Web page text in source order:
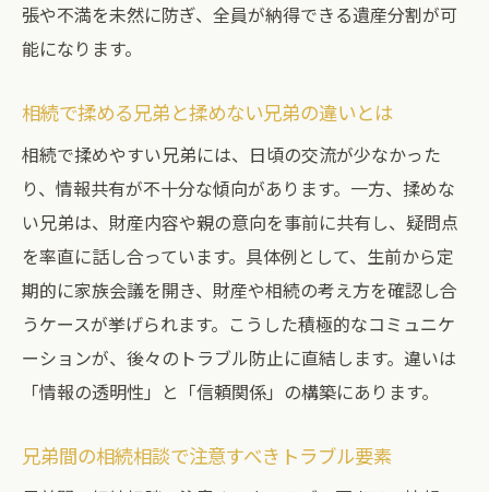
張や不満を未然に防ぎ、全員が納得できる遺産分割が可
能になります。
相続で揉める兄弟と揉めない兄弟の違いとは
相続で揉めやすい兄弟には、日頃の交流が少なかった
り、情報共有が不十分な傾向があります。一方、揉めな
い兄弟は、財産内容や親の意向を事前に共有し、疑問点
を率直に話し合っています。具体例として、生前から定
期的に家族会議を開き、財産や相続の考え方を確認し合
うケースが挙げられます。こうした積極的なコミュニケ
ーションが、後々のトラブル防止に直結します。違いは
「情報の透明性」と「信頼関係」の構築にあります。
兄弟間の相続相談で注意すべきトラブル要素